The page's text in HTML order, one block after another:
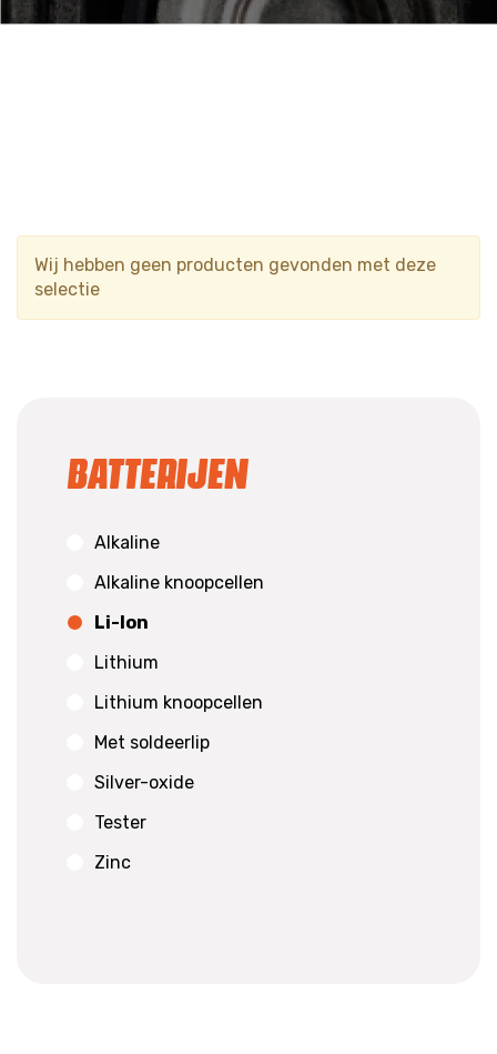
Wij hebben geen producten gevonden met deze
selectie
Batterijen
Alkaline
Alkaline knoopcellen
Li-Ion
Lithium
Lithium knoopcellen
Met soldeerlip
Silver-oxide
Tester
Zinc